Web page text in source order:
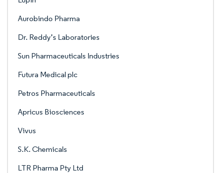
Aurobindo Pharma
Dr. Reddy’s Laboratories
Sun Pharmaceuticals Industries
Futura Medical plc
Petros Pharmaceuticals
Apricus Biosciences
Vivus
S.K. Chemicals
LTR Pharma Pty Ltd